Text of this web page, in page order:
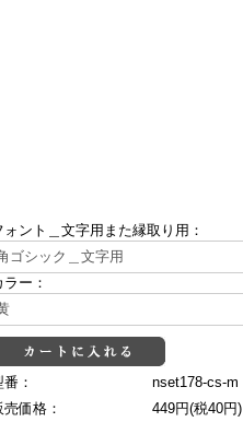
ォント＿文字用また縁取り用：
ラー：
番：
nset178-cs-m
売価格：
449円(税40円)